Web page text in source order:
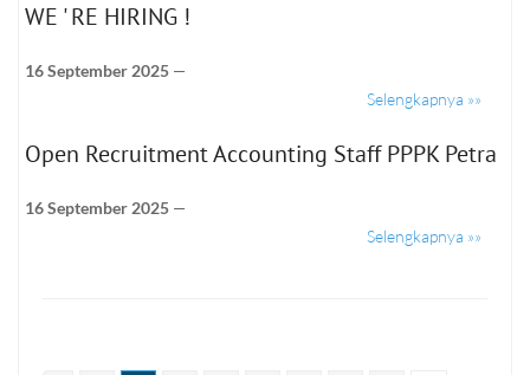
WE ' RE HIRING !
16 September 2025 —
Selengkapnya »»
Open Recruitment Accounting Staff PPPK Petra
16 September 2025 —
Selengkapnya »»